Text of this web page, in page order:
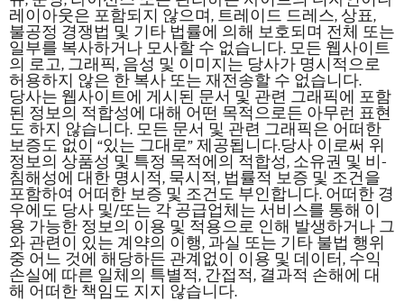
레이아웃은 포함되지 않으며, 트레이드 드레스, 상표,
불공정 경쟁법 및 기타 법률에 의해 보호되며 전체 또는
일부를 복사하거나 모사할 수 없습니다. 모든 웹사이트
의 로고, 그래픽, 음성 및 이미지는 당사가 명시적으로
허용하지 않은 한 복사 또는 재전송할 수 없습니다.
당사는 웹사이트에 게시된 문서 및 관련 그래픽에 포함
된 정보의 적합성에 대해 어떤 목적으로든 아무런 표현
도 하지 않습니다. 모든 문서 및 관련 그래픽은 어떠한
보증도 없이 “있는 그대로” 제공됩니다.당사 이로써 위
정보의 상품성 및 특정 목적에의 적합성, 소유권 및 비-
침해성에 대한 명시적, 묵시적, 법률적 보증 및 조건을
포함하여 어떠한 보증 및 조건도 부인합니다. 어떠한 경
우에도 당사 및/또는 각 공급업체는 서비스를 통해 이
용 가능한 정보의 이용 및 적용으로 인해 발생하거나 그
와 관련이 있는 계약의 이행, 과실 또는 기타 불법 행위
중 어느 것에 해당하든 관계없이 이용 및 데이터, 수익
손실에 따른 일체의 특별적, 간접적, 결과적 손해에 대
해 어떠한 책임도 지지 않습니다.